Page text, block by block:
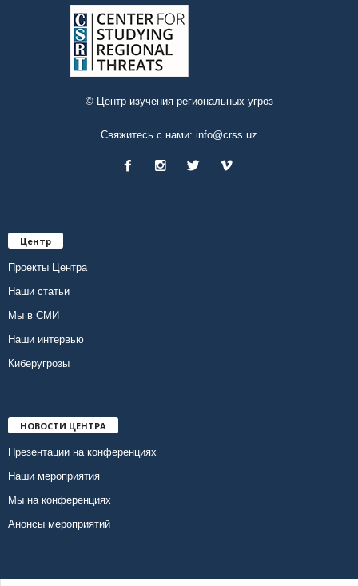
© Центр изучения региональных угроз
Свяжитесь с нами: info@crss.uz
Центр
Проекты Центра
Наши статьи
Мы в СМИ
Наши интервью
Киберугрозы
НОВОСТИ ЦЕНТРА
Презентации на конференциях
Наши мероприятия
Мы на конференциях
Анонсы мероприятий